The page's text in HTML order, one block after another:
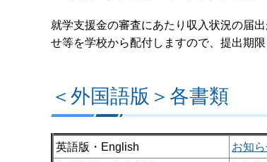
就学支援金の審査にあたり収入状況の届
せ等を学校から配付しますので、提出期
＜外国語版＞各書類
英語版・English お知